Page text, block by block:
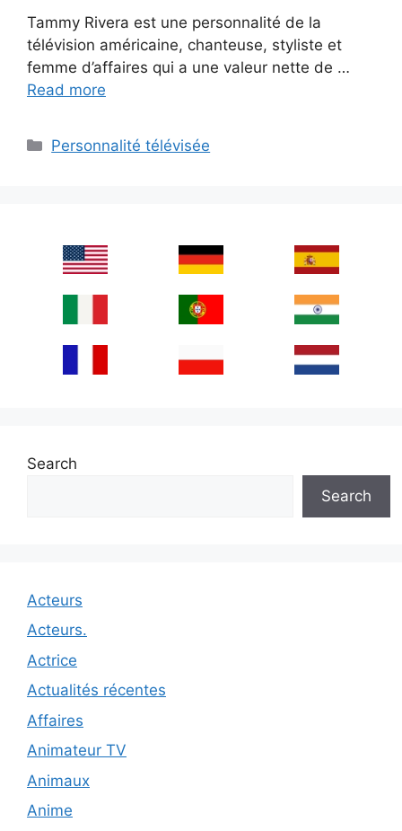
Tammy Rivera est une personnalité de la
télévision américaine, chanteuse, styliste et
femme d’affaires qui a une valeur nette de …
Read more
Categories
Personnalité télévisée
Search
Search
Acteurs
Acteurs.
Actrice
Actualités récentes
Affaires
Animateur TV
Animaux
Anime